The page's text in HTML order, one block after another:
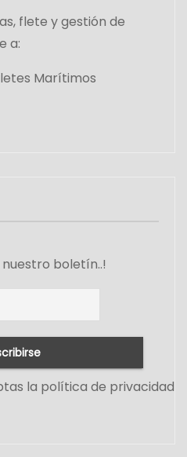
flete y gestión de
a:
Marítimos
boletín..!
la política de privacidad